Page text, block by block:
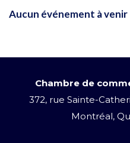
Aucun événement à venir
Chambre de
372, rue Sainte-
Montréal,